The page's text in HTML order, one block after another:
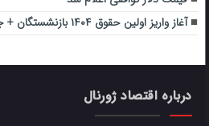
آغاز واریز اولین حقوق ۱۴۰۴ بازنشستگان + جدول کامل زمان‌بندی
درباره اقتصاد ژورنال